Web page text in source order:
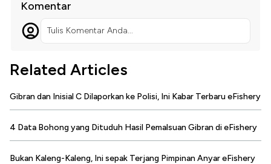
Komentar
Tulis Komentar Anda...
Related Articles
Gibran dan Inisial C Dilaporkan ke Polisi, Ini Kabar Terbaru eFishery
4 Data Bohong yang Dituduh Hasil Pemalsuan Gibran di eFishery
Bukan Kaleng-Kaleng, Ini sepak Terjang Pimpinan Anyar eFishery